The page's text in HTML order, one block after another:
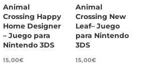
Animal
Crossing Happy
Home Designer
– Juego para
Nintendo 3DS
15,00€
Animal
Crossing New
Leaf– Juego
para Nintendo
3DS
15,00€